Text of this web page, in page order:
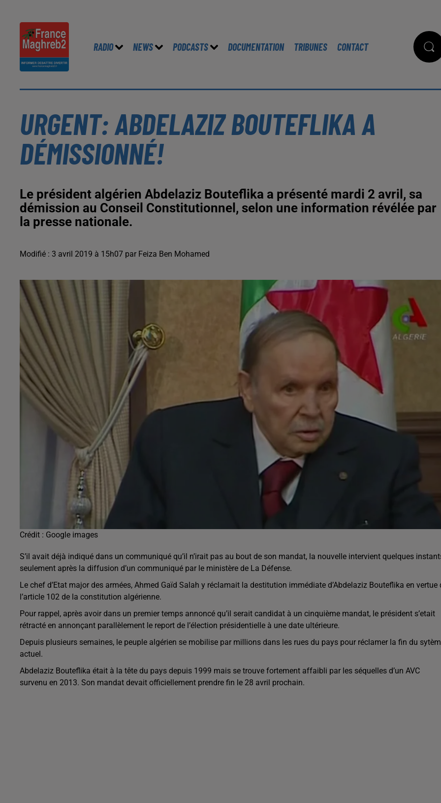
RADIO NEWS PODCASTS DOCUMENTATION TRIBUNES CONTACT
URGENT: ABDELAZIZ BOUTEFLIKA A
DÉMISSIONNÉ!
Le président algérien Abdelaziz Bouteflika a présenté mardi 2 avril, sa
démission au Conseil Constitutionnel, selon une information révélée par
la presse nationale.
Modifié : 3 avril 2019 à 15h07 par Feiza Ben Mohamed
Crédit : Google images
S’il avait déjà indiqué dans un communiqué qu’il n’irait pas au bout de son mandat, la nouvelle intervient quelques
seulement après la diffusion d’un communiqué par le ministère de La Défense.
Le chef d’Etat major des armées, Ahmed Gaïd Salah y réclamait la destitution immédiate d’Abdelaziz Bouteflika en vertue
l’article 102 de la constitution algérienne.
Pour rappel, après avoir dans un premier temps annoncé qu’il serait candidat à un cinquième mandat, le président s’etait
rétracté en annonçant parallèlement le report de l’élection présidentielle à une date ultérieure.
Depuis plusieurs semaines, le peuple algérien se mobilise par millions dans les rues du pays pour réclamer la fin du
actuel.
Abdelaziz Bouteflika était à la tête du pays depuis 1999 mais se trouve fortement affaibli par les séquelles d’un AVC
survenu en 2013. Son mandat devait officiellement prendre fin le 28 avril prochain.